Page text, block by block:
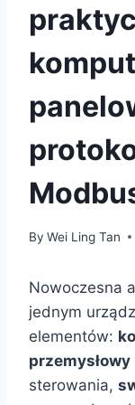
By Wei Ling Tan
Nowoczesna
jednym
elementów:
przemysłowy
sterowania,